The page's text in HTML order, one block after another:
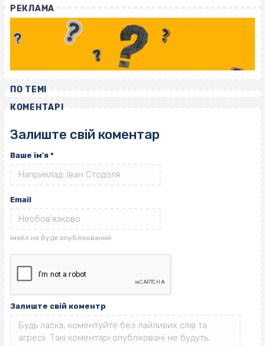
РЕКЛАМА
ПО ТЕМІ
КОМЕНТАРІ
Залиште свій коментар
Ваше ім'я *
Email
Залиште свій коментр